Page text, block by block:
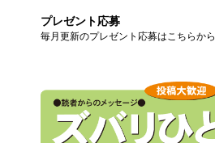
プレゼント応募
毎月更新のプレゼント応募はこちらから